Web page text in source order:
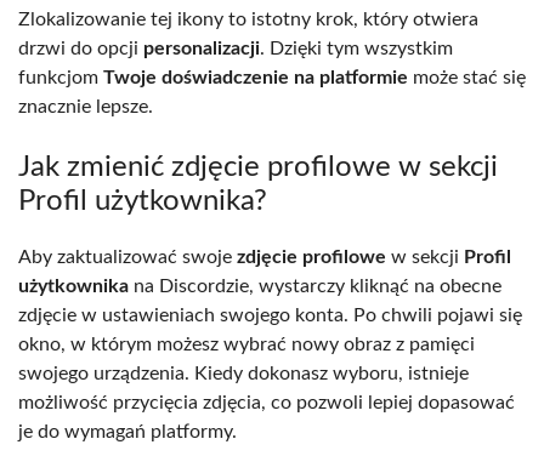
Zlokalizowanie tej ikony to istotny krok, który otwiera
drzwi do opcji personalizacji. Dzięki tym wszystkim
funkcjom Twoje doświadczenie na platformie może stać się
znacznie lepsze.
Jak zmienić zdjęcie profilowe w sekcji
Profil użytkownika?
Aby zaktualizować swoje zdjęcie profilowe w sekcji Profil
użytkownika na Discordzie, wystarczy kliknąć na obecne
zdjęcie w ustawieniach swojego konta. Po chwili pojawi się
okno, w którym możesz wybrać nowy obraz z pamięci
swojego urządzenia. Kiedy dokonasz wyboru, istnieje
możliwość przycięcia zdjęcia, co pozwoli lepiej dopasować
je do wymagań platformy.